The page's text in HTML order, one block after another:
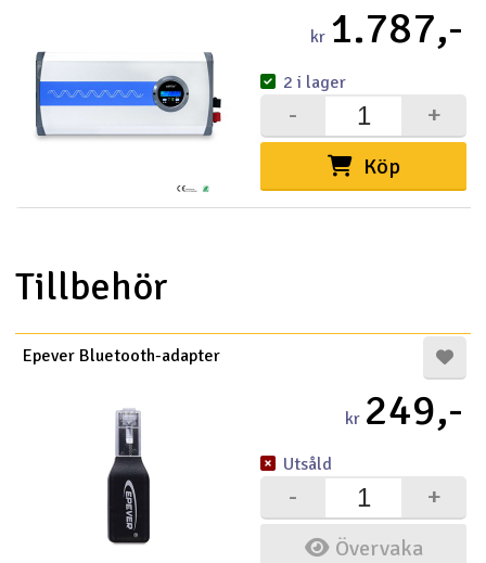
kr 1.787,-
Köp
+
-
2 i lager
Tillbehör
Epever Bluetooth-adapter
kr 249,-
Övervaka
+
-
Utsåld